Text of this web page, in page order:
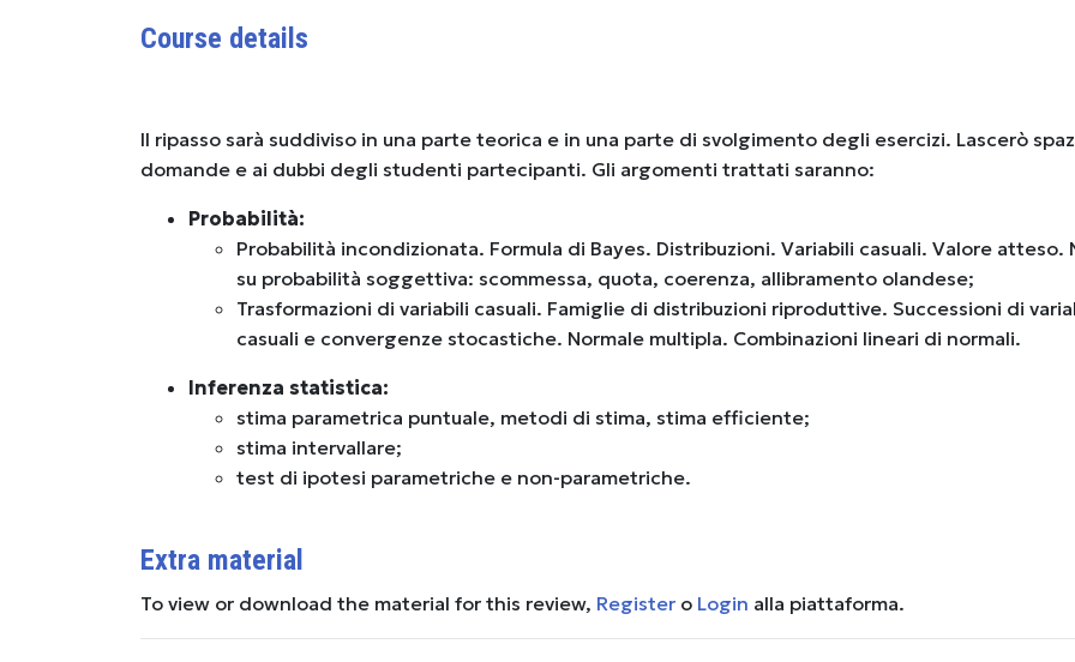
Course details
Il ripasso sarà suddiviso in una parte teorica e in una parte di svolgimento degli esercizi. Lascerò
domande e ai dubbi degli studenti partecipanti. Gli argomenti trattati saranno:
Probabilità:
Probabilità incondizionata. Formula di Bayes. Distribuzioni. Variabili casuali. Valore atteso.
su probabilità soggettiva: scommessa, quota, coerenza, allibramento olandese;
Trasformazioni di variabili casuali. Famiglie di distribuzioni riproduttive. Successioni di
casuali e convergenze stocastiche. Normale multipla. Combinazioni lineari di normali.
Inferenza statistica:
stima parametrica puntuale, metodi di stima, stima efficiente;
stima intervallare;
test di ipotesi parametriche e non-parametriche.
Extra material
To view or download the material for this review, Register o Login alla piattaforma.